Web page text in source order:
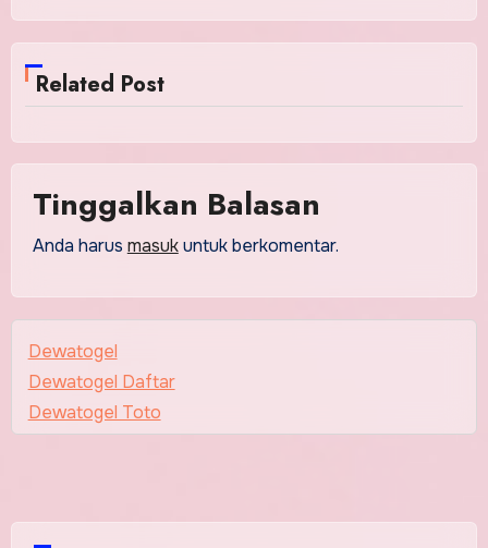
Related Post
Tinggalkan Balasan
Anda harus masukuntuk berkomentar.
Dewatogel
Dewatogel Daftar
Dewatogel Toto